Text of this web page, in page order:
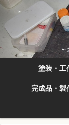
～
塗装・工
完成品・製